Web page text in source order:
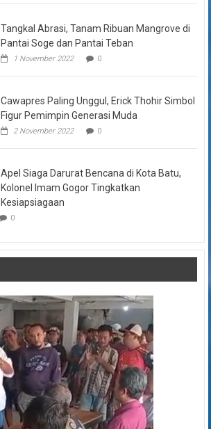
Tangkal Abrasi, Tanam Ribuan Mangrove di
Pantai Soge dan Pantai Teban
1 November 2022 0
Cawapres Paling Unggul, Erick Thohir Simbol
Figur Pemimpin Generasi Muda
2 November 2022 0
Apel Siaga Darurat Bencana di Kota Batu,
Kolonel Imam Gogor Tingkatkan
Kesiapsiagaan
0